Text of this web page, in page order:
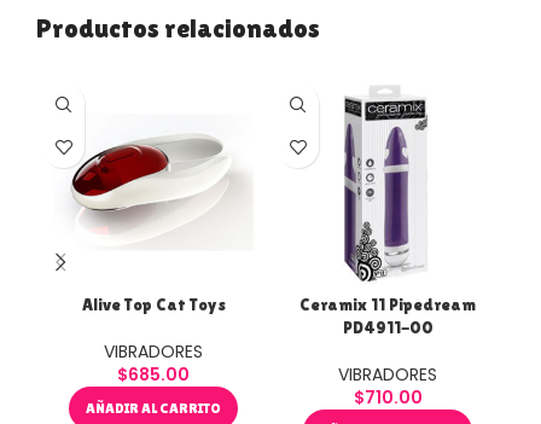
Productos relacionados
Alive Top Cat Toys
VIBRADORES
$685.00
AÑADIR AL CARRITO
Ceramix 11 Pipedream
PD4911-00
VIBRADORES
$710.00